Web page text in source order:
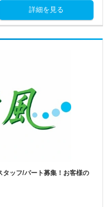
詳細を見る
タッフ/パート募集！お客様の